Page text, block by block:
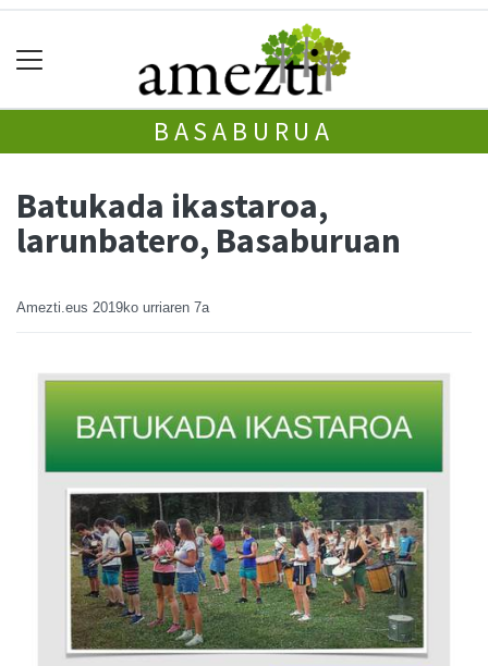
BASABURUA
Batukada ikastaroa,
larunbatero, Basaburuan
Amezti.eus 2019ko urriaren 7a